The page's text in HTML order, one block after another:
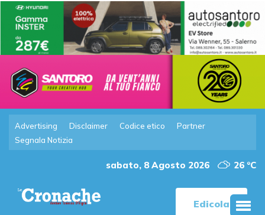
Advertising Disclaimer Codice etico
Partner
Segnala Notizia
sabato, 8 Agosto 2026 26 °C
Edicola